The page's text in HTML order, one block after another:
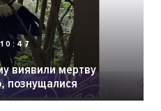
виявили мертву
познущалися